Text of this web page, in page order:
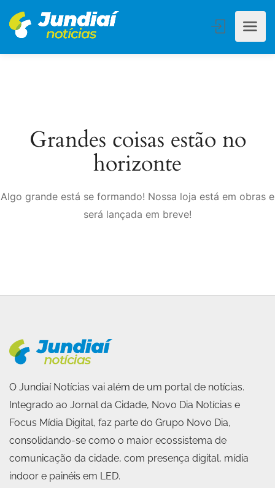
Grandes coisas estão no
horizonte
Algo grande está se formando! Nossa loja está em obras e
será lançada em breve!
O Jundiaí Notícias vai além de um portal de notícias.
Integrado ao Jornal da Cidade, Novo Dia Notícias e
Focus Mídia Digital, faz parte do Grupo Novo Dia,
consolidando-se como o maior ecossistema de
comunicação da cidade, com presença digital, mídia
indoor e painéis em LED.